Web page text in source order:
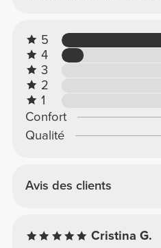
5
4
3
2
1
Confort
Qualité
Avis des clients
Cristina G.